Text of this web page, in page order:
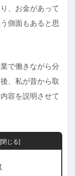
、お金があって
側面もあると思
で働きながら分
、私が昔から取
容を説明させて